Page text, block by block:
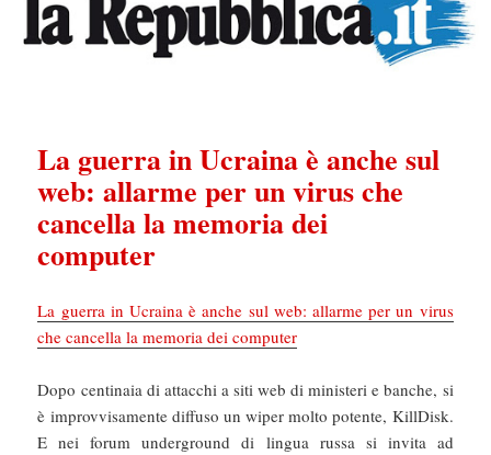
La guerra in Ucraina è anche sul
web: allarme per un virus che
cancella la memoria dei
computer
La guerra in Ucraina è anche sul web: allarme per un virus
che cancella la memoria dei computer
Dopo centinaia di attacchi a siti web di ministeri e banche, si
è improvvisamente diffuso un wiper molto potente, KillDisk.
E nei forum underground di lingua russa si invita ad